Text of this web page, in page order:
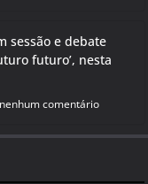
sessão e debate
futuro’, nesta
nenhum comentário